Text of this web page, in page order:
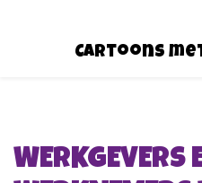
Cartoons
WERKGEVERS